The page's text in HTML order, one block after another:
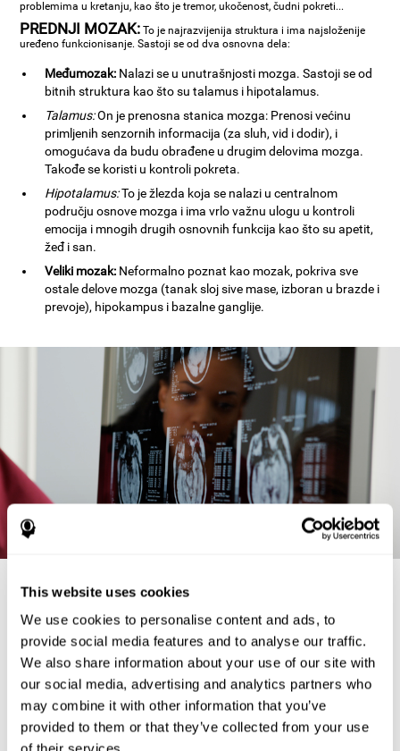
This website uses cookies
We use cookies to personalise content and ads, to
provide social media features and to analyse our traffic.
We also share information about your use of our site with
our social media, advertising and analytics partners who
may combine it with other information that you’ve
provided to them or that they’ve collected from your use
problemima u kretanju, kao što je tremor, ukočenost, čudni pokreti...
PREDNJI MOZAK: To je najrazvijenija struktura i ima najsloženije
uređeno funkcionisanje. Sastoji se od dva osnovna dela:
Međumozak: Nalazi se u unutrašnjosti mozga. Sastoji se od
bitnih struktura kao što su talamus i hipotalamus.
Talamus:On je prenosna stanica mozga: Prenosi većinu
primljenih senzornih informacija (za sluh, vid i dodir), i
omogućava da budu obrađene u drugim delovima mozga.
Takođe se koristi u kontroli pokreta.
Hipotalamus:To je žlezda koja se nalazi u centralnom
području osnove mozga i ima vrlo važnu ulogu u kontroli
emocija i mnogih drugih osnovnih funkcija kao što su apetit,
žeđ i san.
Veliki mozak: Neformalno poznat kao mozak, pokriva sve
ostale delove mozga (tanak sloj sive mase, izboran u brazde i
prevoje), hipokampus i bazalne ganglije.
Anatomija mozga i funkcije
U ovom odeljku, bavićemo se bliže anatomijom mozga i funkcijama svake
BAZALNE GANGLIJE:Grupa supkortikalnih neuronskih struktura
koje učestvuju u regulaciji motornih radnji. Primaju informacije iz
cerebralnog korteksa i središta mozga, obrađuju ih i projektuju na korteks i
srednji mozak, kako bi omogućio koordinaciju pokreta. Sastoji se od
nekoliko struktura:
Nucleus caudatus (repato jedro), koje je u obliku "C" slova i